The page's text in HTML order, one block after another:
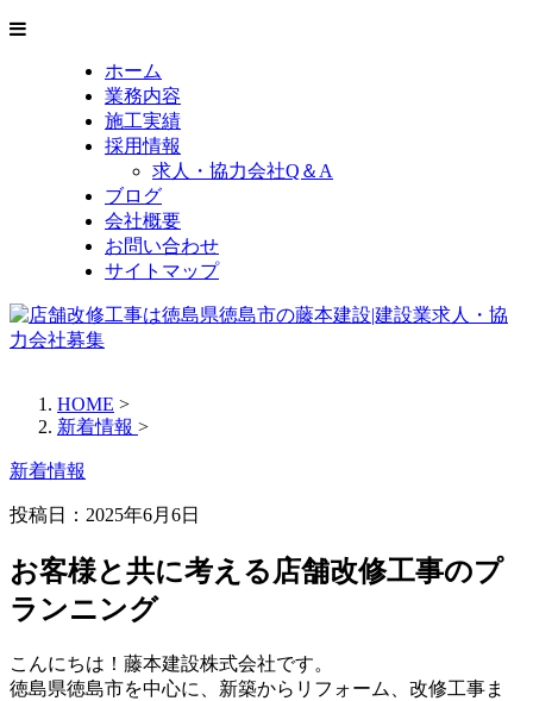
ホーム
業務内容
施工実績
採用情報
求人・協力会社Q＆A
ブログ
会社概要
お問い合わせ
サイトマップ
HOME >
新着情報 >
新着情報
投稿日：2025年6月6日
お客様と共に考える店舗改修工事のプ
ランニング
こんにちは！藤本建設株式会社です。
徳島県徳島市を中心に、新築からリフォーム、改修工事ま